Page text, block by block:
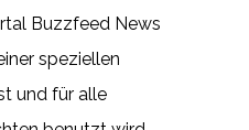
Buzzfeed News
speziellen
und für alle